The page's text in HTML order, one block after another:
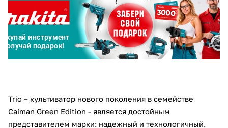
Trio – культиватор нового поколения в семействе
Caiman Green Edition - является достойным
представителем марки: надежный и технологичный.
без переплат
График платежей